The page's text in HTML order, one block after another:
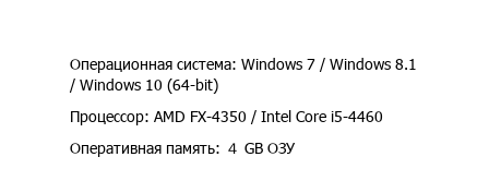
Операционная система: Windows 7 / Windows 8.1
/ Windows 10 (64-bit)
Процессор: AMD FX-4350 / Intel Core i5-4460
Оперативная память: ４ GB ОЗУ